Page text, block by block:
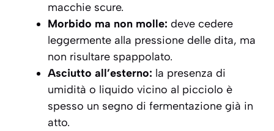
macchie scure.
Morbido ma non molle: deve cedere
leggermente alla pressione delle dita, ma
non risultare spappolato.
Asciutto all’esterno: la presenza di
umidità o liquido vicino al picciolo è
spesso un segno di fermentazione già in
atto.